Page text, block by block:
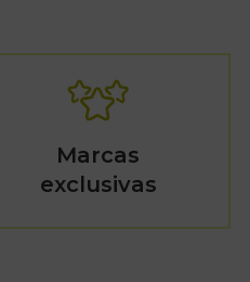
Marcas
exclusivas